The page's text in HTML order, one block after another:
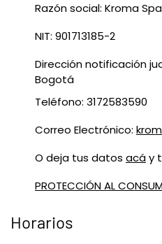
Razón social: Kroma
NIT: 901713185-2
Dirección notificación
Bogotá
Teléfono: 3172583590
Correo Electrónico:
O deja tus datos acáy
PROTECCIÓN AL
Horarios